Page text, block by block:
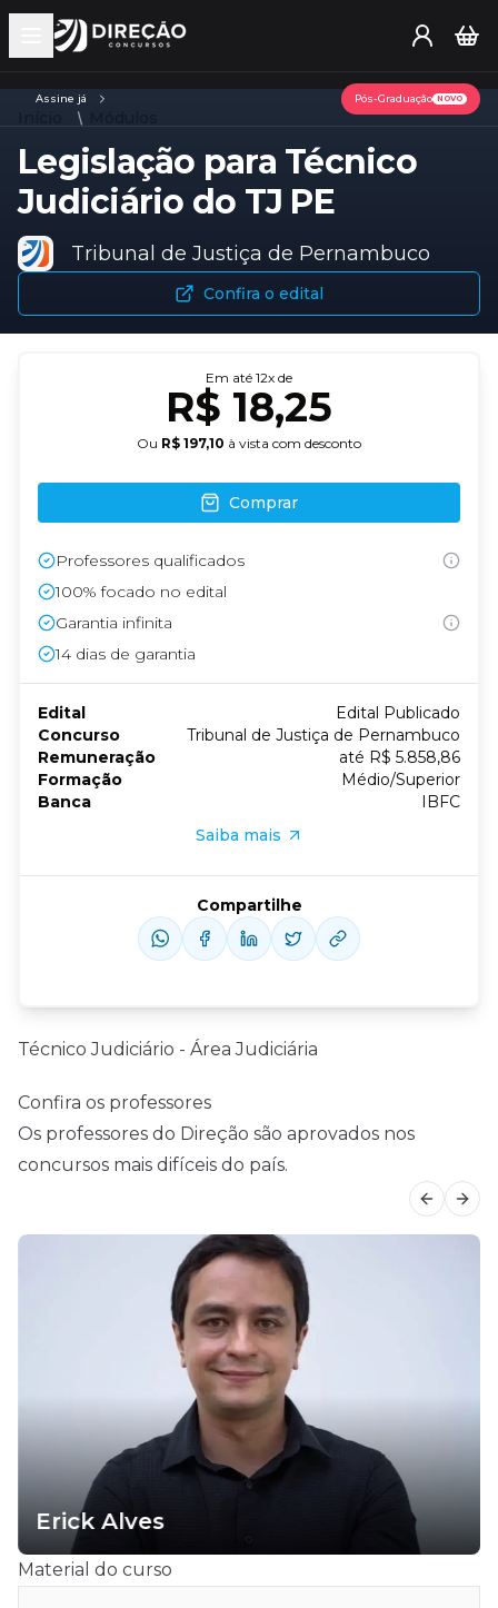
Open main menu
Assine já Pós-Graduação NOVO
Legislação para Técnico
Judiciário do TJ PE
Tribunal de Justiça de Pernambuco
Confira o edital
Técnico Judiciário - Área Judiciária
Confira os professores
Os professores do Direção são aprovados nos
concursos mais difíceis do país.
Erick Alves
Material do curso
Em até 12x de
R$ 18,25
Ou R$ 197,10 à vista com desconto
Comprar
Professores qualificados
100% focado no edital
Garantia infinita
14 dias de garantia
Edital
Edital Publicado
Concurso
Tribunal de Justiça de Pernambuco
Remuneração
até R$ 5.858,86
Formação
Médio/Superior
Banca
IBFC
Saiba mais
Compartilhe